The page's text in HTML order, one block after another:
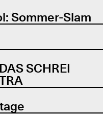
Sommer-Slam
SCHREI